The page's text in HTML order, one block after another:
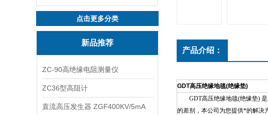
点击更多分类
新品推荐
ZC-90高绝缘电阻测量仪
ZC36型高阻计
直流高压发生器 ZGF400KV/5mA
产品介绍：
GDT高压绝缘地毯(绝缘垫)
GDT高压绝缘地毯(绝缘垫) 是
的差别，本公司为您提供*的解决